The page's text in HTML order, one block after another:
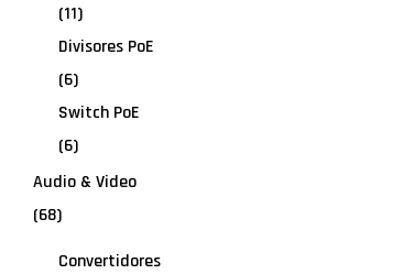
(11)
Divisores PoE
(6)
Switch PoE
(6)
Audio & Video
(68)
Convertidores